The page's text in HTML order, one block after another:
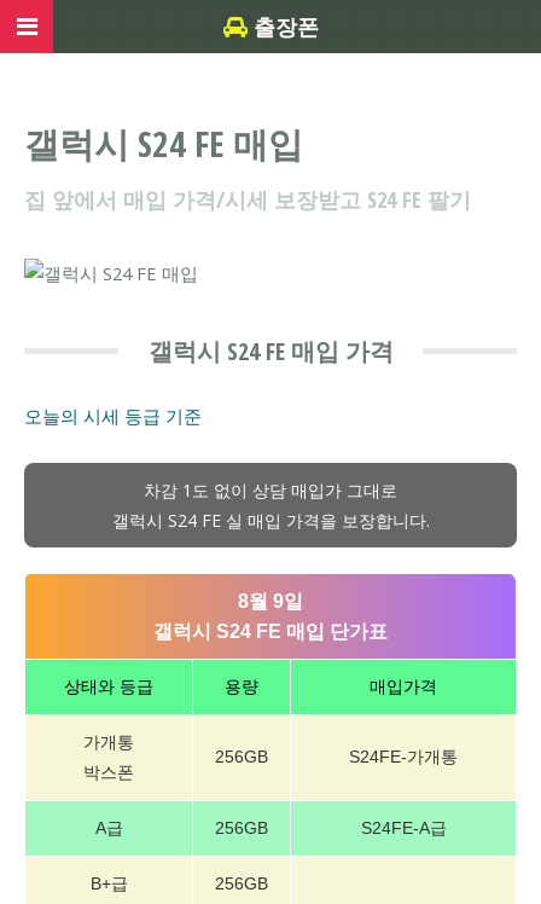
갤럭시 S24 FE 매입
집 앞에서 매입 가격/시세 보장받고 S24 FE 팔기
갤럭시 S24 FE 매입 가격
오늘의 시세 등급 기준
차감 1도 없이 상담 매입가 그대로
갤럭시 S24 FE 실 매입 가격을 보장합니다.
8월 9일
갤럭시 S24 FE 매입 단가표
상태와 등급 용량 매입가격
가개통
박스폰
256GB S24FE-가개통
A급 256GB S24FE-A급
B+급 256GB
출장폰